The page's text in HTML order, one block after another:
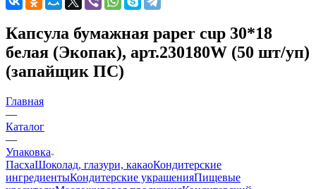
Капсула бумажная paper cup 30*18
белая (Экопак), арт.230180W (50 шт/уп)
(запайщик ПС)
Главная
—
Каталог
—
Упаковка
ПасхаШоколад, глазури, какаоКондитерские
ингредиентыКондитерские украшенияПищевые